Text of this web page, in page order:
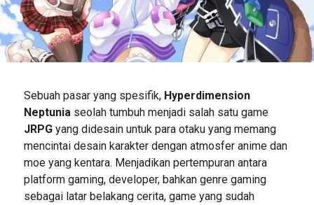
Sebuah pasar yang spesifik, Hyperdimension
Neptuniaseolah tumbuh menjadi salah satu game
JRPGyang didesain untuk para otaku yang memang
mencintai desain karakter dengan atmosfer anime dan
moe yang kentara. Menjadikan pertempuran antara
platform gaming, developer, bahkan genre gaming
sebagai latar belakang cerita, game yang sudah